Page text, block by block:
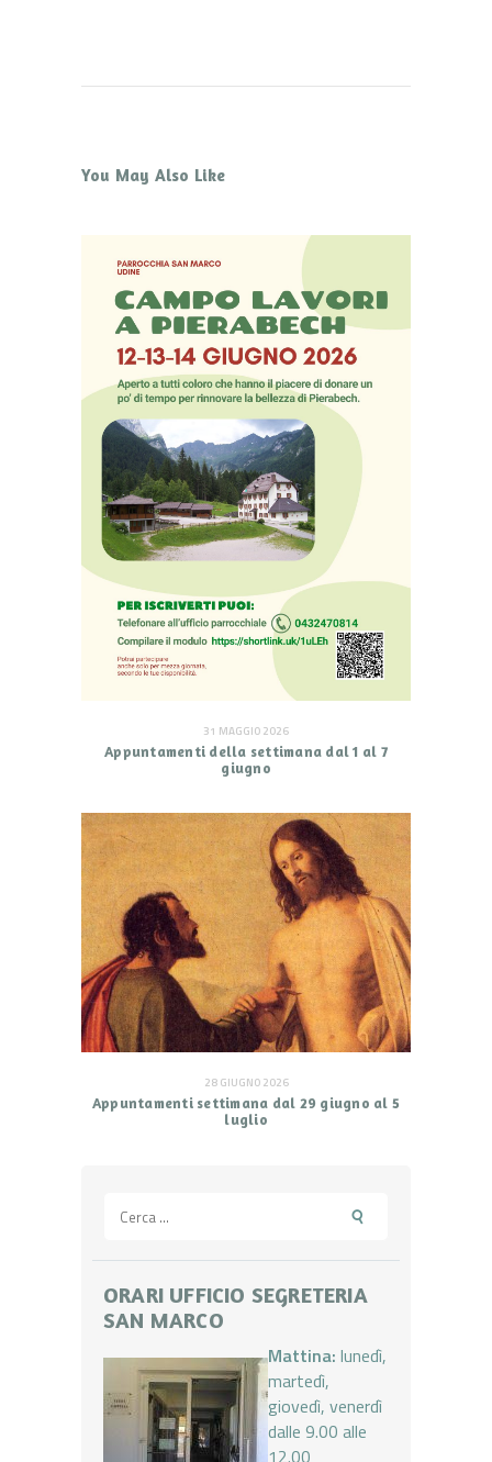
You May Also Like
31 MAGGIO 2026
Appuntamenti della settimana dal 1 al 7
giugno
28 GIUGNO 2026
Appuntamenti settimana dal 29 giugno al 5
luglio
per:
ORARI UFFICIO SEGRETERIA
SAN MARCO
Mattina: lunedì,
martedì,
giovedì, venerdì
dalle 9.00 alle